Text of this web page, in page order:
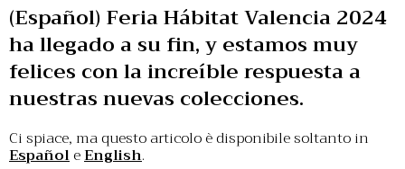
(Español) Feria Hábitat Valencia 2024
ha llegado a su fin, y estamos muy
felices con la increíble respuesta a
nuestras nuevas colecciones.
Ci spiace, ma questo articolo è disponibile soltanto in
EspañoleEnglish.